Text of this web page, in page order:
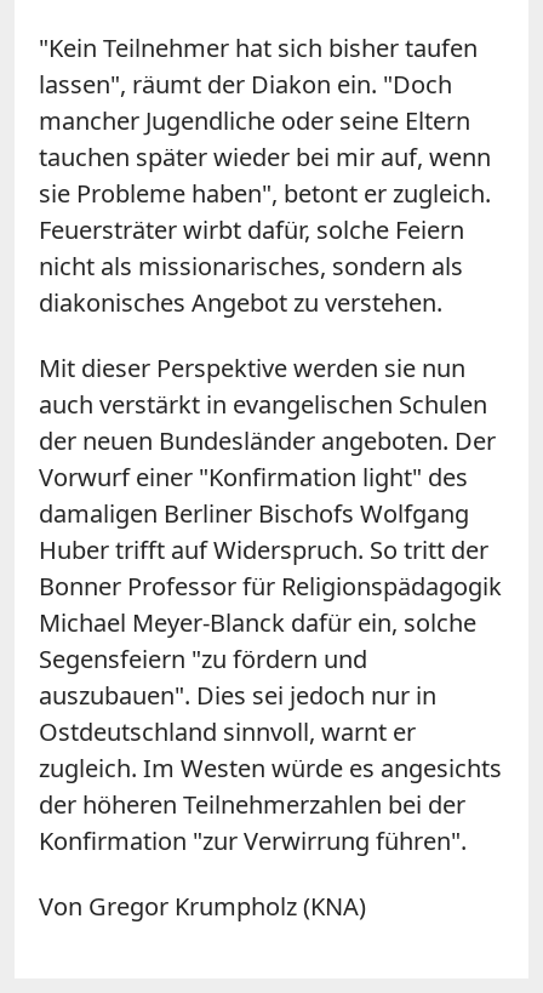
"Kein Teilnehmer hat sich bisher taufen
lassen", räumt der Diakon ein. "Doch
mancher Jugendliche oder seine Eltern
tauchen später wieder bei mir auf, wenn
sie Probleme haben", betont er zugleich.
Feuersträter wirbt dafür, solche Feiern
nicht als missionarisches, sondern als
diakonisches Angebot zu verstehen.
Mit dieser Perspektive werden sie nun
auch verstärkt in evangelischen Schulen
der neuen Bundesländer angeboten. Der
Vorwurf einer "Konfirmation light" des
damaligen Berliner Bischofs Wolfgang
Huber trifft auf Widerspruch. So tritt der
Bonner Professor für Religionspädagogik
Michael Meyer-Blanck dafür ein, solche
Segensfeiern "zu fördern und
auszubauen". Dies sei jedoch nur in
Ostdeutschland sinnvoll, warnt er
zugleich. Im Westen würde es angesichts
der höheren Teilnehmerzahlen bei der
Konfirmation "zur Verwirrung führen".
Von Gregor Krumpholz (KNA)